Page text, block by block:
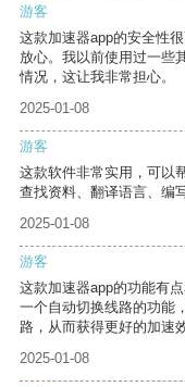
游客
这款加速器app的安全性
放心。我以前使用过一些
情况，这让我非常担心。
2025-01-08
游客
这款软件非常实用，可以
查找资料、翻译语言、编
2025-01-08
游客
这款加速器app的功能有
一个自动切换线路的功能
路，从而获得更好的加速
2025-01-08